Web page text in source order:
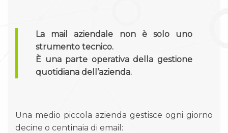
La mail aziendale non è solo uno
strumento tecnico.
È una parte operativa della gestione
quotidiana dell’azienda.
Una medio piccola azienda gestisce ogni giorno
decine o centinaia di email: